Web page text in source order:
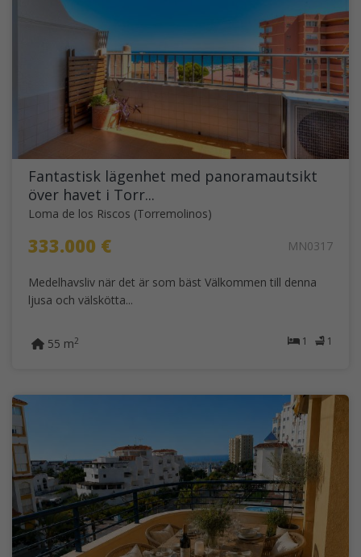
Fantastisk lägenhet med panoramautsikt
över havet i Torr...
Loma de los Riscos (Torremolinos)
333.000 € MN0317
Medelhavsliv när det är som bäst Välkommen till denna
ljusa och välskötta...
1 1
55 m2